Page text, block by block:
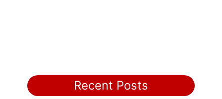
Recent Posts